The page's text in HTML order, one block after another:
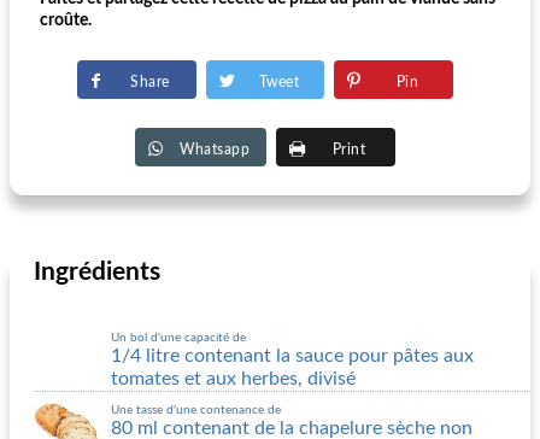
croûte.
Share Tweet Pin
Whatsapp Print
Ingrédients
Un bol d'une capacité de
1/4 litre contenant la sauce pour pâtes aux
tomates et aux herbes, divisé
Une tasse d'une contenance de
80 ml contenant de la chapelure sèche non